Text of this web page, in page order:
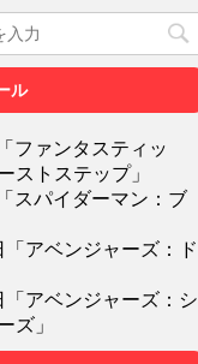
ル
ファンタスティッ
ストステップ」
スパイダーマン：ブ
アベンジャーズ：ド
アベンジャーズ：シ
ズ」